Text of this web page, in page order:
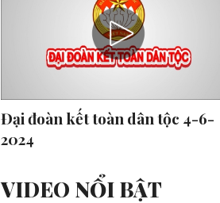
Đại đoàn kết toàn dân tộc 4-6-
2024
VIDEO NỔI BẬT